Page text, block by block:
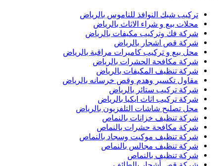
تركيب شبك النوافذ للناموس بالرياض
محلات بيع و شراء الاثاث بالرياض
شركة فك وتركيب مكيفات بالرياض
شركة قص اشجار بالرياض
محل بيع و تركيب كاميرات مراقبة بالرياض
شركة مكافحة الحشرات بالرياض
شركة تنظيف المكيفات بالرياض
مقاول تكسير وهدم وقص خرسانه بالرياض
شركة تركيب ستائر بالرياض
شركة تركيب اثاث ايكيا بالرياض
محل تصليح شاشات التلفزيون بالرياض
شركة تنظيف خزانات بالنماص
شركة مكافحة حشرات بالنماص
شركة تنظيف موكيت وسجاد بالنماص
شركة تنظيف مجالس بالنماص
شركة تنظيف بالنماص